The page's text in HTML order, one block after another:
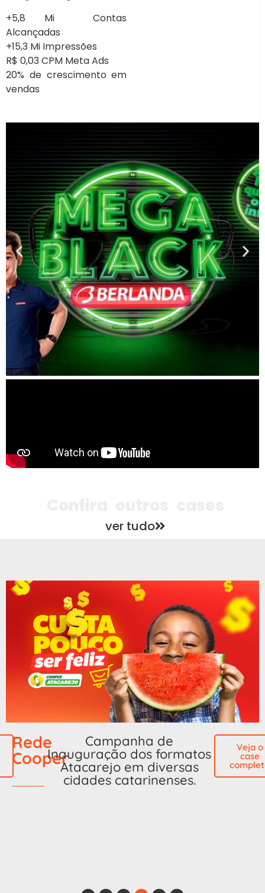
+5,8 Mi Contas
Alcançadas
+15,3 Mi Impressões
R$ 0,03 CPM Meta Ads
20% de crescimento em
vendas
ver tudo
Rede
Cooper
Campanha de
Inauguração dos formatos
Atacarejo em diversas
cidades catarinenses.
Veja o
case